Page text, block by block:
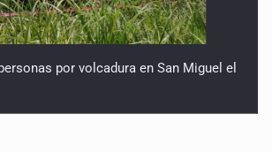
por volcadura en San Miguel el